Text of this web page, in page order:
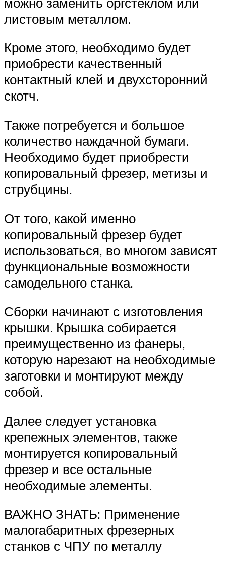
листовым металлом.
Кроме этого, необходимо будет
приобрести качественный
контактный клей и двухсторонний
скотч.
Также потребуется и большое
количество наждачной бумаги.
Необходимо будет приобрести
копировальный фрезер, метизы и
струбцины.
От того, какой именно
копировальный фрезер будет
использоваться, во многом зависят
функциональные возможности
самодельного станка.
Сборки начинают с изготовления
крышки. Крышка собирается
преимущественно из фанеры,
которую нарезают на необходимые
заготовки и монтируют между
собой.
Далее следует установка
крепежных элементов, также
монтируется копировальный
фрезер и все остальные
необходимые элементы.
ВАЖНО ЗНАТЬ: Применение
малогабаритных фрезерных
станков с ЧПУ по металлу